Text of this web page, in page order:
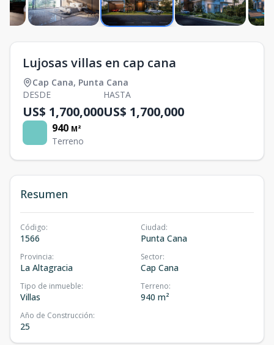
Lujosas villas en cap cana
Cap Cana, Punta Cana
DESDE
US$ 1,700,000
HASTA
US$ 1,700,000
940 M²
Terreno
Resumen
Código:
1566
Ciudad:
Punta Cana
Provincia:
La Altagracia
Sector:
Cap Cana
Tipo de inmueble:
Villas
Terreno:
940 m²
Año de Construcción:
25